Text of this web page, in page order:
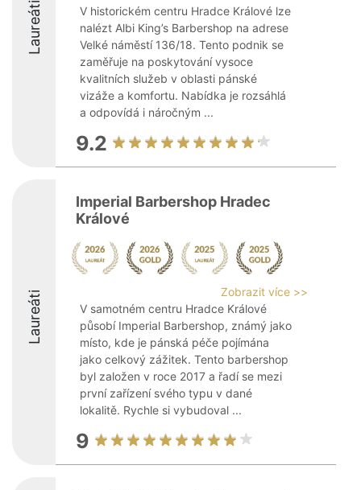
Laureáti
V historickém centru Hradce Králové lze
nalézt Albi King’s Barbershop na adrese
Velké náměstí 136/18. Tento podnik se
zaměřuje na poskytování vysoce
kvalitních služeb v oblasti pánské
vizáže a komfortu. Nabídka je rozsáhlá
a odpovídá i náročným ...
9.2
Laureáti
Imperial Barbershop Hradec
Králové
Zobrazit více >>
V samotném centru Hradce Králové
působí Imperial Barbershop, známý jako
místo, kde je pánská péče pojímána
jako celkový zážitek. Tento barbershop
byl založen v roce 2017 a řadí se mezi
první zařízení svého typu v dané
lokalitě. Rychle si vybudoval ...
9